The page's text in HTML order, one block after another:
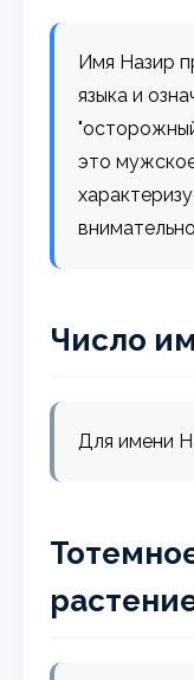
Имя Назир
языка и
это
Число
Для имени